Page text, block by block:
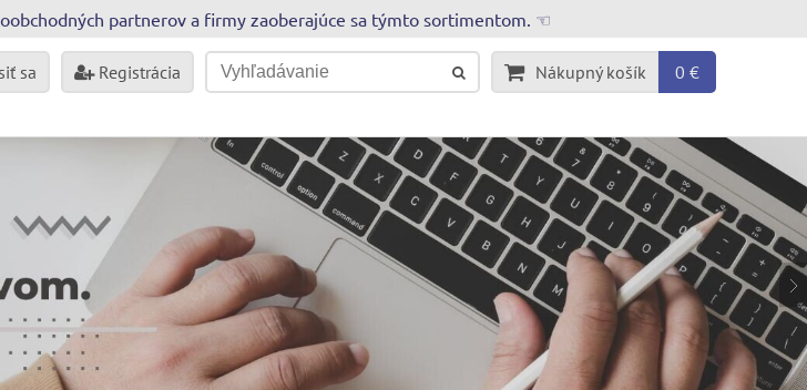
partnerov a firmy zaoberajúce sa týmto sortimentom. ☜
sa Registrácia Nákupný košík 0 €